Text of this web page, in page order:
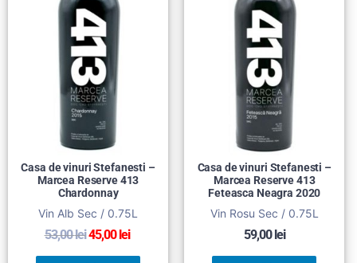
Casa de vinuri Stefanesti –
Marcea Reserve 413
Chardonnay
Vin Alb Sec / 0.75L
53,00lei45,00lei
Casa de vinuri Stefanesti –
Marcea Reserve 413
Feteasca Neagra 2020
Vin Rosu Sec / 0.75L
59,00lei